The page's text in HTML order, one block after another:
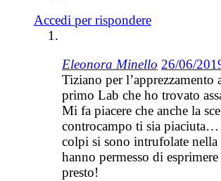
Accedi per rispondere
Eleonora Minello 26/06/
Tiziano per l’apprezzamento
primo Lab che ho trovato
Mi fa piacere che anche la
controcampo ti sia piaciuta…
colpi si sono intrufolate nella
hanno permesso di
presto!